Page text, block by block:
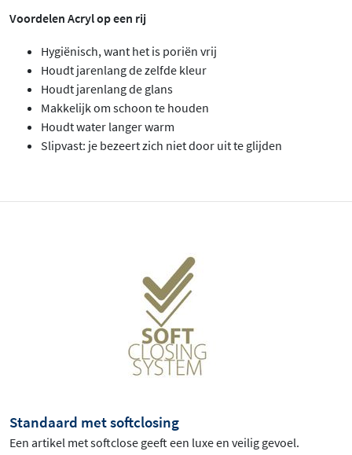
Voordelen Acryl op een rij
Hygiënisch, want het is poriën vrij
Houdt jarenlang de zelfde kleur
Houdt jarenlang de glans
Makkelijk om schoon te houden
Houdt water langer warm
Slipvast: je bezeert zich niet door uit te glijden
Standaard met softclosing
Een artikel met softclose geeft een luxe en veilig gevoel.